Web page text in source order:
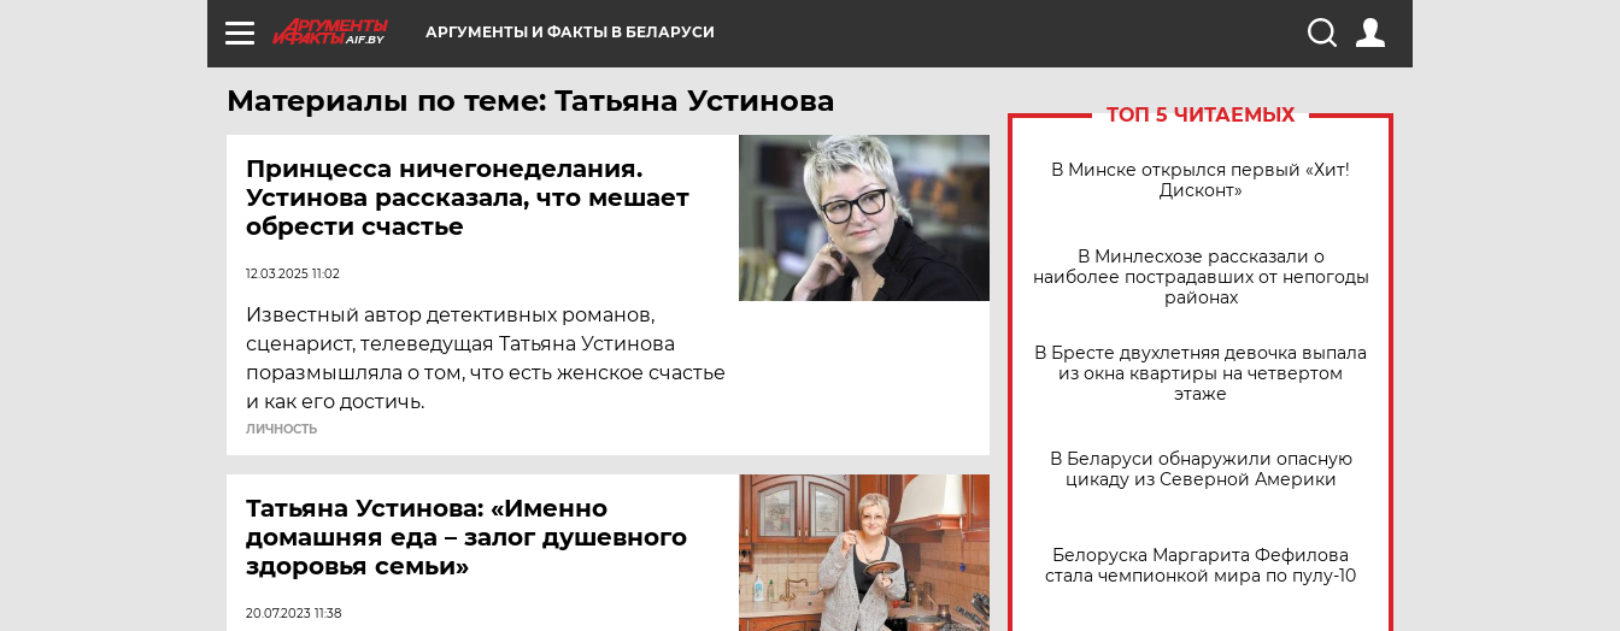
AIF.BY АРГУМЕНТЫ И ФАКТЫ В БЕЛАРУСИ
Материалы по теме: Татьяна Устинова
Принцесса ничегонеделания.
Устинова рассказала, что мешает
обрести счастье
12.03.2025 11:02
Известный автор детективных романов,
сценарист, телеведущая Татьяна Устинова
поразмышляла о том, что есть женское счастье
и как его достичь.
ЛИЧНОСТЬ
Татьяна Устинова: «Именно
домашняя еда – залог душевного
здоровья семьи»
20.07.2023 11:38
ТОП 5 ЧИТАЕМЫХ
В Минске открылся первый «Хит!
Дисконт»
В Минлесхозе рассказали о
наиболее пострадавших от непогоды
районах
В Бресте двухлетняя девочка выпала
из окна квартиры на четвертом
этаже
В Беларуси обнаружили опасную
цикаду из Северной Америки
Белоруска Маргарита Фефилова
стала чемпионкой мира по пулу-10